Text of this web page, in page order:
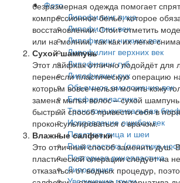
Фото
Липофилинг лица
Липофилинг век
Липофилинг нижних век
Липофилинг верхних век
Липофилинг губ
Липофилинг рук
Объемное омоложение век
Блефаропластика
Трансконъюктивальная
Исправление ошибок век
Пластика лица и шеи
Ринопластика (пластика
Повторная ринопластика
Липосакция
Увеличение груди
безразмерная одежда помогает
компрессионное бельё, которое
восстановлении. Стоит отметить
или на молнии, так как их легко
Сухой шампунь
Этот лайфхак отлично подойдёт для
перенесли пластическую операцию
которым вовсе нельзя мочить кожу
замена мытья волос – сухой
быстрый способ привести себя в
проконсультироваться с врачом.
Влажные салфетки
Это отличный способ заменить душ.
пластической операции следует на
отказаться от водных процедур,